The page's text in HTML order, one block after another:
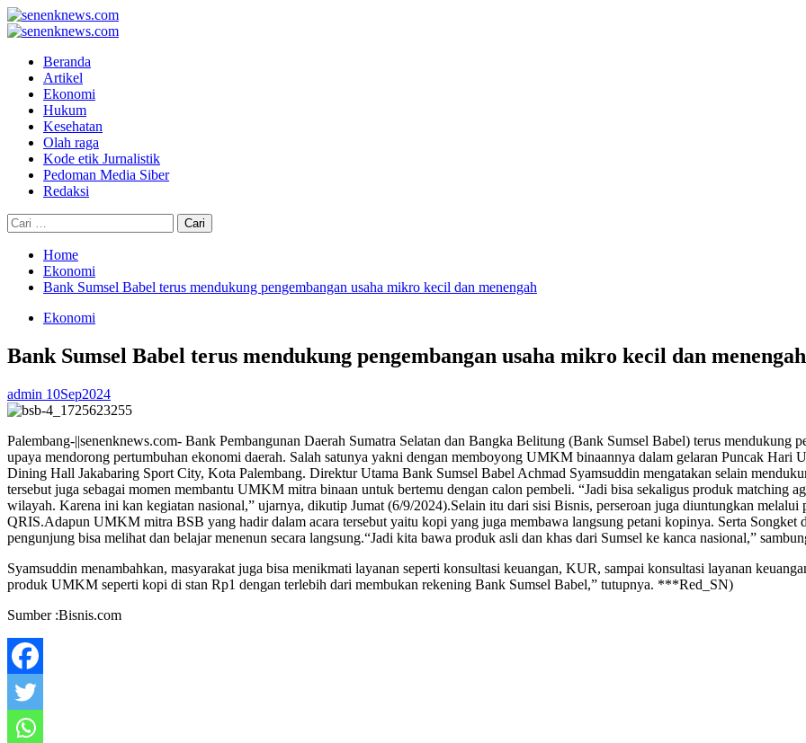
Skip
to
Primary
Beranda
Artikel
Ekonomi
Hukum
Kesehatan
Olah raga
Kode etik Jurnalistik
Pedoman Media Siber
Redaksi
Cari
untuk:
Home
Ekonomi
Bank Sumsel Babel terus mendukung pengembangan usaha mikro kecil dan menengah
Ekonomi
Bank Sumsel Babel terus mendukung pengembangan usaha mikro kecil dan menengah
admin 10Sep2024
Palembang-||senenknews.com- Bank Pembangunan Daerah Sumatra Selatan dan Bangka Belitung (Bank Sumsel Babel) terus
upaya mendorong pertumbuhan ekonomi daerah. Salah satunya yakni dengan memboyong UMKM binaannya dalam gelaran Puncak
Dining Hall Jakabaring Sport City, Kota Palembang. Direktur Utama Bank Sumsel Babel Achmad Syamsuddin mengatakan selain
tersebut juga sebagai momen membantu UMKM mitra binaan untuk bertemu dengan calon pembeli. “Jadi bisa sekaligus produk matching
wilayah. Karena ini kan kegiatan nasional,” ujarnya, dikutip Jumat (6/9/2024).Selain itu dari sisi Bisnis, perseroan juga diuntungkan melalui
QRIS.Adapun UMKM mitra BSB yang hadir dalam acara tersebut yaitu kopi yang juga membawa langsung petani kopinya. Serta
pengunjung bisa melihat dan belajar menenun secara langsung.“Jadi kita bawa produk asli dan khas dari Sumsel ke kanca nasional,”
Syamsuddin menambahkan, masyarakat juga bisa menikmati layanan seperti konsultasi keuangan, KUR, sampai konsultasi layanan
produk UMKM seperti kopi di stan Rp1 dengan terlebih dari membukan rekening Bank Sumsel Babel,” tutupnya. ***Red_SN)
Sumber :Bisnis.com